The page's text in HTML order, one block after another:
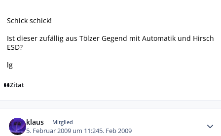
Schick schick!
Ist dieser zufällig aus Tölzer Gegend mit Automatik und Hirsch
ESD?
lg
Zitat
klaus Mitglied
5. Februar 2009 um 11:245. Feb 2009